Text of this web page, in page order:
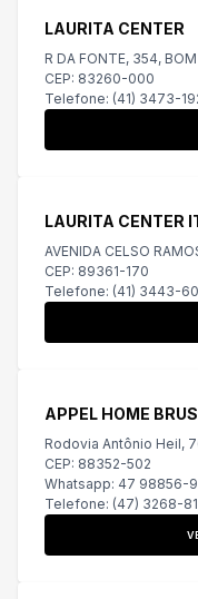
LAURITA CENTER
R DA FONTE, 354,
CEP: 83260-000
Telefone: (41) 3473-
LAURITA CENTER
AVENIDA CELSO
CEP: 89361-170
Telefone: (41) 3443-
APPEL HOME
Rodovia Antônio Heil,
CEP: 88352-502
Whatsapp: 47 98856-
Telefone: (47) 3268-